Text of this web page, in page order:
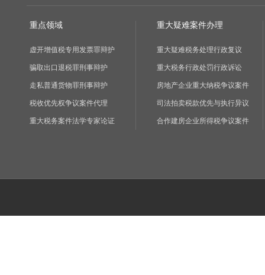
重点领域
虚开增值税专用发票罪辩护
骗取出口退税罪刑事辩护
走私普通货物罪刑事辩护
税收优先权争议案件代理
重大税务案件法学专家论证
重大疑难案件办理
重大疑难税务处理行政复议
重大税务行政处罚行政诉讼
房地产企业重大纳税争议案件
司法拍卖税款优先与执行异议
合作建房企业所得税争议案件